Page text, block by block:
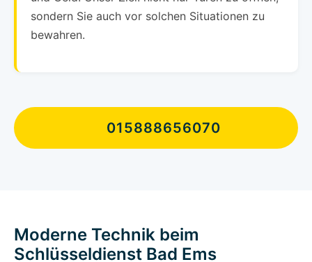
sondern Sie auch vor solchen Situationen zu
bewahren.
015888656070
Moderne Technik beim
Schlüsseldienst Bad Ems